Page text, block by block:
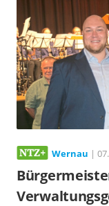
Wernau |